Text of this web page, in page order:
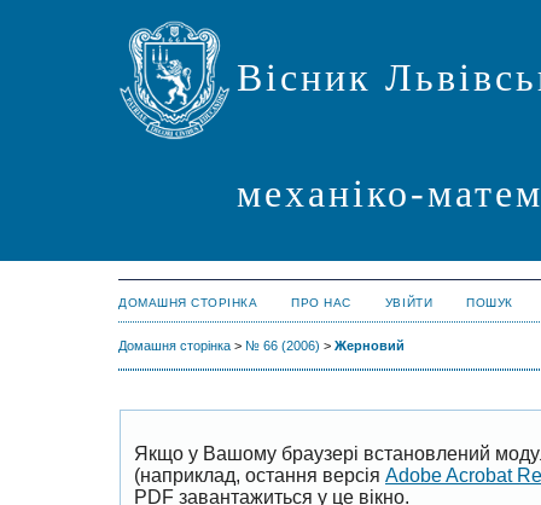
Вісник
механіко-
ДОМАШНЯ СТОРІНКА ПРО НАС УВІЙТИ ПОШУК
Домашня сторінка > № 66 (2006) > Жерновий
Якщо у Вашому браузері встановлений
(наприклад, остання версія Adobe Acrobat
PDF завантажиться у це вікно.